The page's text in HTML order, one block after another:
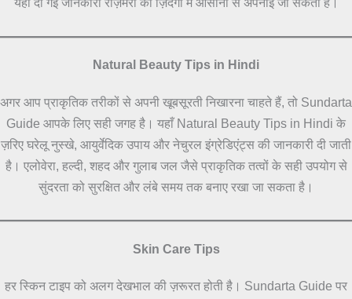
Natural Beauty Tips in Hindi
अगर आप प्राकृतिक तरीकों से अपनी खूबसूरती निखारना चाहते हैं, तो Sundarta
Guide आपके लिए सही जगह है। यहाँ Natural Beauty Tips in Hindi के
ज़रिए घरेलू नुस्खे, आयुर्वेदिक उपाय और नेचुरल इंग्रेडिएंट्स की जानकारी दी जाती
है। एलोवेरा, हल्दी, शहद और गुलाब जल जैसे प्राकृतिक तत्वों के सही उपयोग से
सुंदरता को सुरक्षित और लंबे समय तक बनाए रखा जा सकता है।
Skin Care Tips
हर स्किन टाइप को अलग देखभाल की ज़रूरत होती है। Sundarta Guide पर